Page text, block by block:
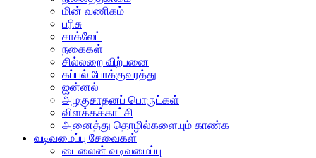
மின் வணிகம்
பரிசு
சாக்லேட்
நகைகள்
சில்லறை விற்பனை
கப்பல் போக்குவரத்து
ஜன்னல்
அழகுசாதனப் பொருட்கள்
விளக்கக்காட்சி
அனைத்து தொழில்களையும் காண்க
வடிவமைப்பு சேவைகள்
டைலைன் வடிவமைப்பு